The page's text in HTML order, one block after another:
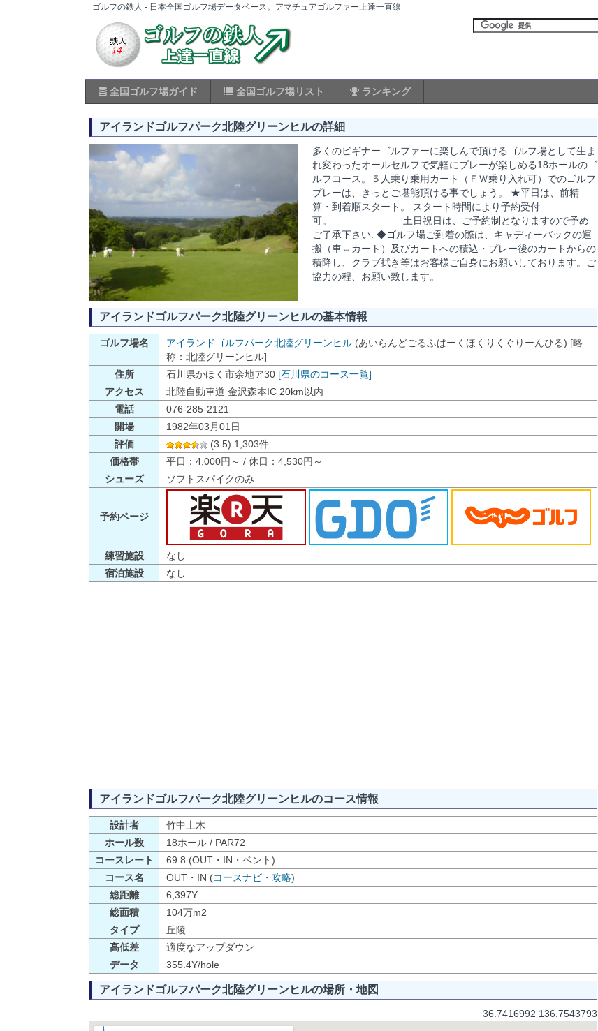
ゴルフの鉄人 - 日本全国ゴルフ場データベース。アマチュアゴルファー上達一直線
全国ゴルフ場ガイド 全国ゴルフ場リスト ランキング
アイランドゴルフパーク北陸グリーンヒルの詳細
多くのビギナーゴルファーに楽しんで頂けるゴルフ場として生ま
れ変わったオールセルフで気軽にプレーが楽しめる18ホールのゴ
ルフコース。５人乗り乗用カート（ＦＷ乗り入れ可）でのゴルフ
プレーは、きっとご堪能頂ける事でしょう。 ★平日は、前精
算・到着順スタート。 スタート時間により予約受付
可。 土日祝日は、ご予約制となりますので予め
ご了承下さい. ◆ゴルフ場ご到着の際は、キャディーバックの運
搬（車⇔カート）及びカートへの積込・プレー後のカートからの
積降し、クラブ拭き等はお客様ご自身にお願いしております。ご
協力の程、お願い致します。
アイランドゴルフパーク北陸グリーンヒルの基本情報
ゴルフ場名 アイランドゴルフパーク北陸グリーンヒル (あいらんどごるふぱーくほくりくぐりーんひる) [略
称：北陸グリーンヒル]
住所
石川県かほく市余地ア30 [石川県のコース一覧]
アクセス
北陸自動車道 金沢森本IC 20km以内
電話
076-285-2121
開場
1982年03月01日
評価
(3.5) 1,303件
価格帯
平日：4,000円～ / 休日：4,530円～
シューズ
ソフトスパイクのみ
予約ページ
練習施設
なし
宿泊施設
なし
アイランドゴルフパーク北陸グリーンヒルのコース情報
設計者
竹中土木
ホール数
18ホール / PAR72
コースレート
69.8 (OUT・IN・ベント)
コース名
OUT・IN (コースナビ・攻略)
総距離
6,397Y
総面積
104万m2
タイプ
丘陵
高低差
適度なアップダウン
データ
355.4Y/hole
アイランドゴルフパーク北陸グリーンヒルの場所・地図
36.7416992 136.7543793